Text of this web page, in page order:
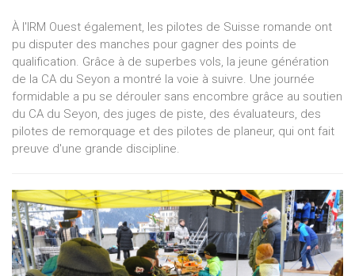
À l'IRM Ouest également, les pilotes de Suisse romande ont
pu disputer des manches pour gagner des points de
qualification. Grâce à de superbes vols, la jeune génération
de la CA du Seyon a montré la voie à suivre. Une journée
formidable a pu se dérouler sans encombre grâce au soutien
du CA du Seyon, des juges de piste, des évaluateurs, des
pilotes de remorquage et des pilotes de planeur, qui ont fait
preuve d'une grande discipline.